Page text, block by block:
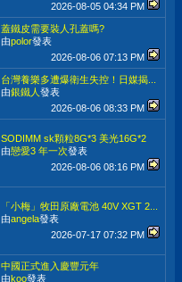
2026-08-05 04:34 PM
蓋鐵皮需要裝人孔蓋嗎?
由polor發表
2026-08-06 07:13 PM
台灣養樂多遭爆衛生失控！日媒揭...
由銀鐵人 發表
2026-08-06 08:33 PM
SODIMM sk顆粒8G*3 美光16G*2
由戀愛3 年一次發表
2026-08-06 08:16 PM
「小梅」牧田原廠電池 40V XGT 2...
由angela發表
2026-07-17 07:32 PM
中國正式進入慶豐元年
由koo發表